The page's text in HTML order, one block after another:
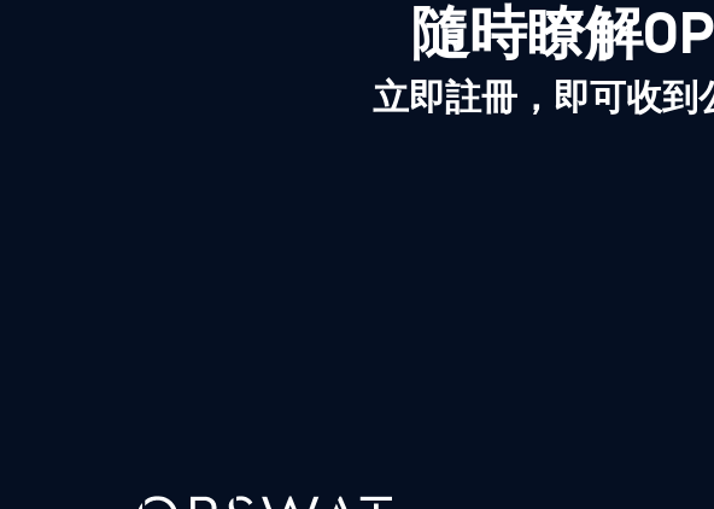
隨時瞭解
立即註冊，即可收到